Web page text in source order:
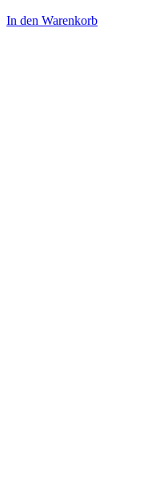
In den Warenkorb